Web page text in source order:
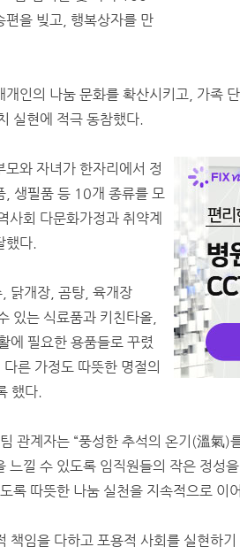
편을 빚고, 행복상자를 만
개인의 나눔 문화를 확산시키고, 가족
실현에 적극 동참했다.
와 자녀가 한자리에서 정
, 생필품 등 10개 종류를 모
사회 다문화가정과 취약계
다.
닭개장, 곰탕, 육개장
있는 식료품과 키친타올,
에 필요한 용품들로 꾸렸
른 가정도 따뜻한 명절의
했다.
관계자는 “풍성한 추석의 온기(溫氣)
느낄 수 있도록 임직원들의 작은 정성
록 따뜻한 나눔 실천을 지속적으로 이
책임을 다하고 포용적 사회를 실현하